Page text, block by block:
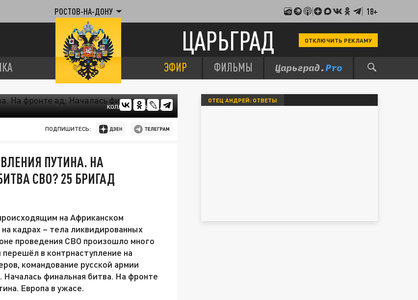
РОСТОВ-НА-ДОНУ 18+
ЦАРЬГРАД ОТКЛЮЧИТЬ РЕКЛАМУ
ЭФИР ФИЛЬМЫ
КОЛЛАЖ ЦАРЬГРАДА
ПОДПИШИТЕСЬ:
ПУТИНА. НА
СВО? 25 БРИГАД
на Африканском
кадрах – тела ликвидированных
проведения СВО произошло много
в контрнаступление на
командование русской армии
Началась финальная битва. На фронте
Европа в ужасе.
ОТЕЦ АНДРЕЙ: ОТВЕТЫ